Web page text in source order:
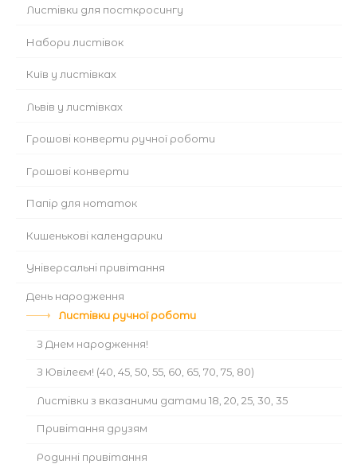
Листівки для посткросингу
Набори листівок
Київ у листівках
Львів у листівках
Грошові конверти ручної роботи
Грошові конверти
Папір для нотаток
Кишенькові календарики
Універсальні привітання
День народження
Листівки ручної роботи
З Днем народження!
З Ювілеєм! (40, 45, 50, 55, 60, 65, 70, 75, 80)
Листівки з вказаними датами 18, 20, 25, 30, 35
Привітання друзям
Родинні привітання